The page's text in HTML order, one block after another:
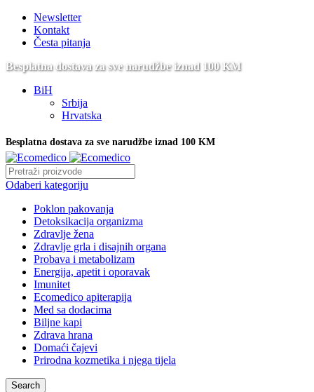
Newsletter
Kontakt
Česta pitanja
Besplatna dostava za sve narudžbe iznad 100 KM
BiH
Srbija
Hrvatska
Besplatna dostava za sve narudžbe iznad 100 KM
Odaberi kategoriju
Poklon pakovanja
Detoksikacija organizma
Zdravlje žena
Zdravlje grla i disajnih organa
Probava i metabolizam
Energija, apetit i oporavak
Imunitet
Ecomedico apiterapija
Med sa dodacima
Biljne kapi
Zdrava hrana
Domaći čajevi
Prirodna kozmetika i njega tijela
Search